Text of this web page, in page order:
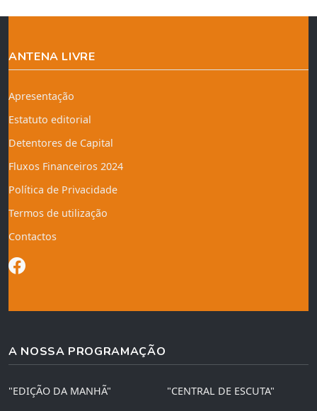
ANTENA LIVRE
Apresentação
Estatuto editorial
Detentores de Capital
Fluxos Financeiros 2024
Política de Privacidade
Termos de utilização
Contactos
A NOSSA PROGRAMAÇÃO
"EDIÇÃO DA MANHÃ" "CENTRAL DE ESCUTA"